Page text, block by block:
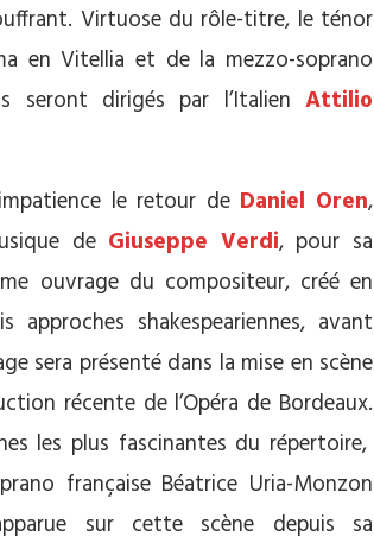
Virtuose du rôle-titre, le ténor
en Vitellia et de la mezzo-soprano
seront dirigés par l’Italien Attilio
le retour de Daniel Oren,
de Giuseppe Verdi, pour sa
ouvrage du compositeur, créé en
shakespeariennes, avant
sera présenté dans la mise en scène
récente de l’Opéra de Bordeaux.
les plus fascinantes du répertoire,
française Béatrice Uria-Monzon
sur cette scène depuis sa